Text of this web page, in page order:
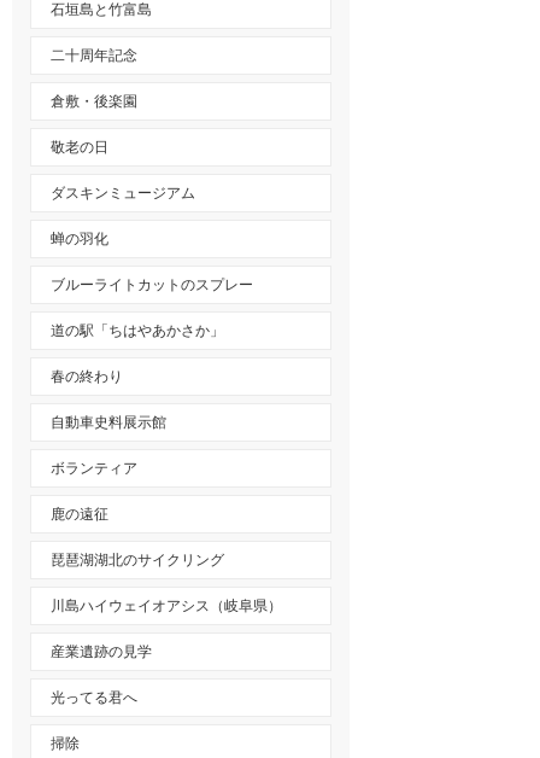
石垣島と竹富島
二十周年記念
倉敷・後楽園
敬老の日
ダスキンミュージアム
蝉の羽化
ブルーライトカットのスプレー
道の駅「ちはやあかさか」
春の終わり
自動車史料展示館
ボランティア
鹿の遠征
琵琶湖湖北のサイクリング
川島ハイウェイオアシス（岐阜県）
産業遺跡の見学
光ってる君へ
掃除